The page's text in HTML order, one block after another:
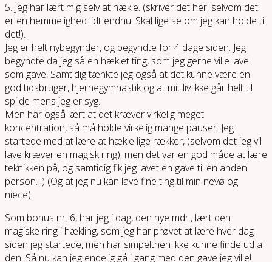
5. Jeg har lært mig selv at hækle. (skriver det her, selvom det
er en hemmelighed lidt endnu. Skal lige se om jeg kan holde til
det!).
Jeg er helt nybegynder, og begyndte for 4 dage siden. Jeg
begyndte da jeg så en hæklet ting, som jeg gerne ville lave
som gave. Samtidig tænkte jeg også at det kunne være en
god tidsbruger, hjernegymnastik og at mit liv ikke går helt til
spilde mens jeg er syg.
Men har også lært at det kræver virkelig meget
koncentration, så må holde virkelig mange pauser. Jeg
startede med at lære at hækle lige rækker, (selvom det jeg vil
lave kræver en magisk ring), men det var en god måde at lære
teknikken på, og samtidig fik jeg lavet en gave til en anden
person. :) (Og at jeg nu kan lave fine ting til min nevø og
niece).
Som bonus nr. 6, har jeg i dag, den nye mdr., lært den
magiske ring i hækling, som jeg har prøvet at lære hver dag
siden jeg startede, men har simpelthen ikke kunne finde ud af
den. Så nu kan jeg endelig gå i gang med den gave jeg ville!